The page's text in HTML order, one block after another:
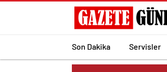
Son Dakika Servisler